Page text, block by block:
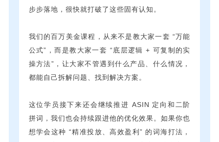
步步落地，很快就打破了这些固有认知。
我们的百万美金课程，从来不是教大家一套 “万能
公式”，而是教大家一套 “底层逻辑 + 可复制的实
操方法”，让大家不管遇到什么产品、什么情况，
都能自己拆解问题、找到解决方案。
这位学员接下来还会继续推进 ASIN 定向和二阶
拼词，我们也会持续跟进他的优化效果。如果你也
想学会这种 “精准投放、高效盈利” 的词海打法，